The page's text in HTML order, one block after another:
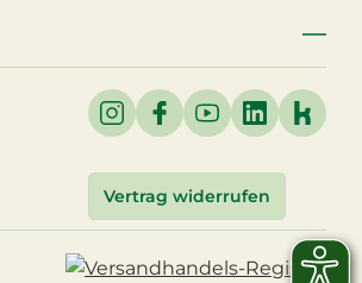
Vertrag widerrufen